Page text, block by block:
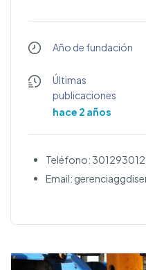
Año de fundación
Últimas
publicaciones
hace 2 años
Teléfono:
Email: